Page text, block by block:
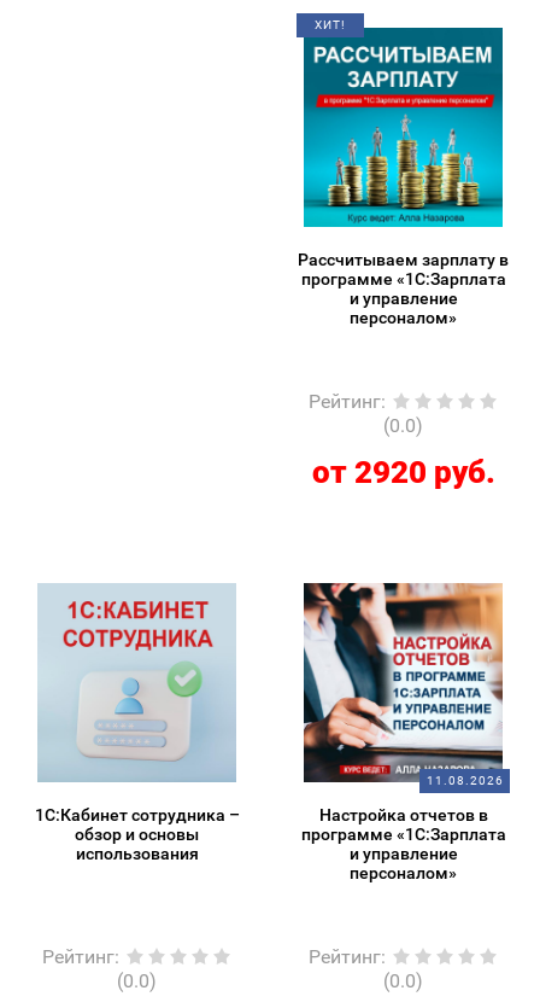
ХИТ!
Рассчитываем зарплату в
программе «1С:Зарплата
и управление
персоналом»
Рейтинг:
(0.0)
от 2920 руб.
1С:Кабинет сотрудника –
обзор и основы
использования
Рейтинг:
(0.0)
11.08.2026
Настройка отчетов в
программе «1С:Зарплата
и управление
персоналом»
Рейтинг:
(0.0)